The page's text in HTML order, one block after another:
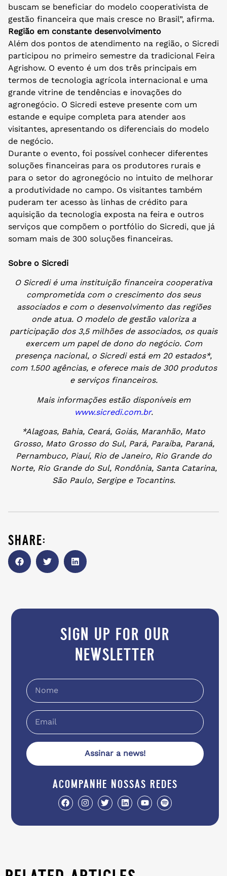
buscam se beneficiar do modelo cooperativista de
gestão financeira que mais cresce no Brasil”, afirma.
Região em constante desenvolvimento
Além dos pontos de atendimento na região, o Sicredi
participou no primeiro semestre da tradicional Feira
Agrishow. O evento é um dos três principais em
termos de tecnologia agrícola internacional e uma
grande vitrine de tendências e inovações do
agronegócio. O Sicredi esteve presente com um
estande e equipe completa para atender aos
visitantes, apresentando os diferenciais do modelo
de negócio.
Durante o evento, foi possível conhecer diferentes
soluções financeiras para os produtores rurais e
para o setor do agronegócio no intuito de melhorar
a produtividade no campo. Os visitantes também
puderam ter acesso às linhas de crédito para
aquisição da tecnologia exposta na feira e outros
serviços que compõem o portfólio do Sicredi, que já
somam mais de 300 soluções financeiras.
Sobre o Sicredi
O Sicredi é uma instituição financeira cooperativa
comprometida com o crescimento dos seus
associados e com o desenvolvimento das regiões
onde atua. O modelo de gestão valoriza a
participação dos 3,5 milhões de associados, os quais
exercem um papel de dono do negócio. Com
presença nacional, o Sicredi está em 20 estados*,
com 1.500 agências, e oferece mais de 300 produtos
e serviços financeiros.
Mais informações estão disponíveis em
www.sicredi.com.br.
*Alagoas, Bahia, Ceará, Goiás, Maranhão, Mato
Grosso, Mato Grosso do Sul, Pará, Paraíba, Paraná,
Pernambuco, Piauí, Rio de Janeiro, Rio Grande do
Norte, Rio Grande do Sul, Rondônia, Santa Catarina,
São Paulo, Sergipe e Tocantins.
share:
sign up for our
newsletter
Assinar a news!
acompanhe nossas redes